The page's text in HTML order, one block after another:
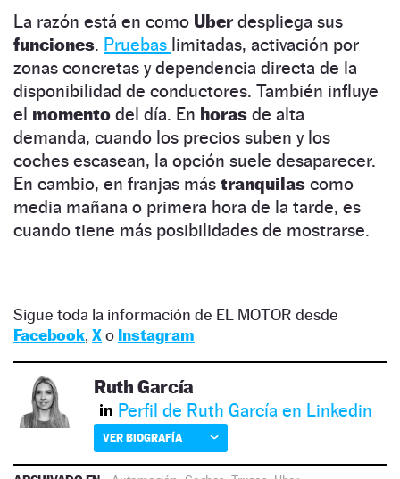
La razón está en como Uberdespliega sus
funciones. Pruebas limitadas, activación por
zonas concretas y dependencia directa de la
disponibilidad de conductores. También influye
el momento del día. En horas de alta
demanda, cuando los precios suben y los
coches escasean, la opción suele desaparecer.
En cambio, en franjas más tranquilas como
media mañana o primera hora de la tarde, es
cuando tiene más posibilidades de mostrarse.
Sigue toda la información de EL MOTOR desde
Facebook, Xo Instagram
Ruth García
Perfil de Ruth García en Linkedin
VER BIOGRAFÍA